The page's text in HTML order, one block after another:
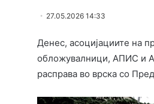
27.05.2026 14:33
Денес, асоцијациите на
обложувалници, АПИС и
расправа во врска со